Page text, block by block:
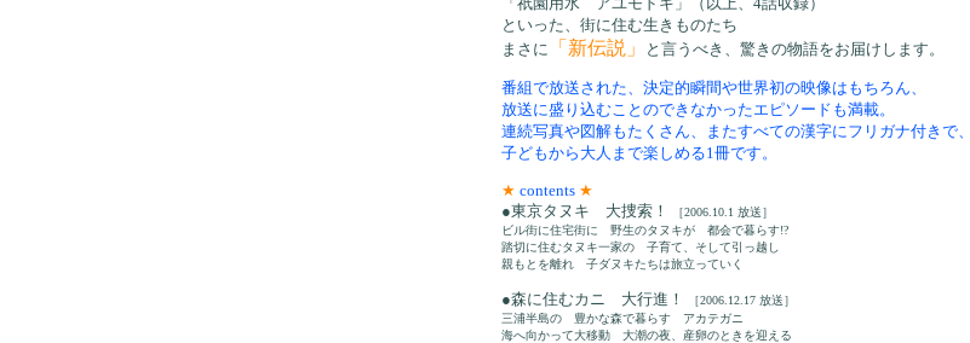
といった、街に住む生きものたち
まさに 「新伝説」 と言うべき、驚きの物語をお届けします。
番組で放送された、決定的瞬間や世界初の映像はもちろん、
放送に盛り込むことのできなかったエピソードも満載。
連続写真や図解もたくさん、またすべての漢字にフリガナ付きで、
子どもから大人まで楽しめる1冊です。
★ contents ★
●東京タヌキ 大捜索！
［2006.10.1 放送］
ビル街に住宅街に 野生のタヌキが 都会で暮らす!?
踏切に住むタヌキ一家の 子育て、そして引っ越し
親もとを離れ 子ダヌキたちは旅立っていく
●森に住むカニ 大行進！
［2006.12.17 放送］
三浦半島の 豊かな森で暮らす アカテガニ
海へ向かって大移動 大潮の夜、産卵のときを迎える